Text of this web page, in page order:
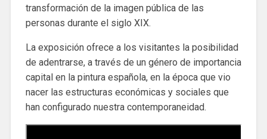
transformación de la imagen pública de las
personas durante el siglo XIX.
La exposición ofrece a los visitantes la posibilidad
de adentrarse, a través de un género de importancia
capital en la pintura española, en la época que vio
nacer las estructuras económicas y sociales que
han configurado nuestra contemporaneidad.